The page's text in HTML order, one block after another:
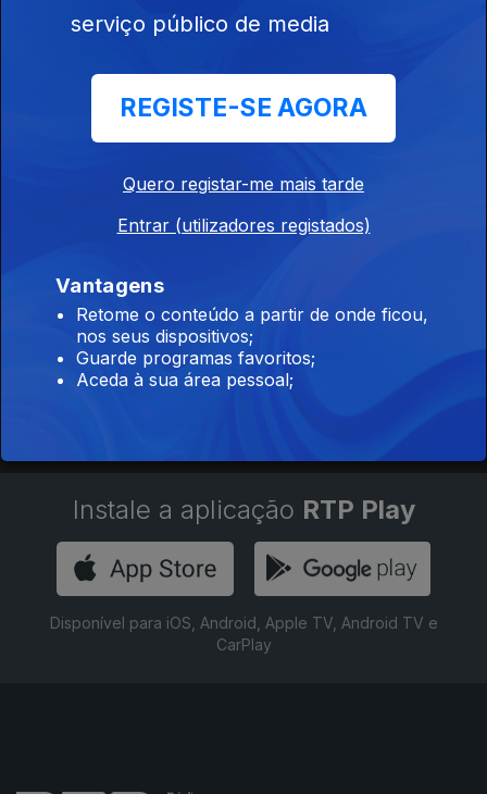
Cassandra
Bitter Tongue
Sobrevivência
Instale a aplicação RTP Play
Disponível para iOS, Android, Apple TV, Android TV e
CarPlay
serviço público de media
REGISTE-SE AGORA
Quero registar-me mais tarde
Entrar (utilizadores registados)
Vantagens
Retome o conteúdo a partir de onde ficou,
nos seus dispositivos;
Guarde programas favoritos;
Aceda à sua área pessoal;